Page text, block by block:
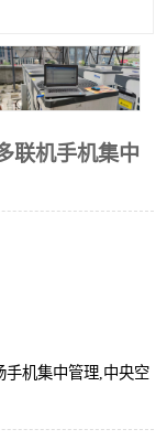
联机手机集中
手机集中管理,中央空